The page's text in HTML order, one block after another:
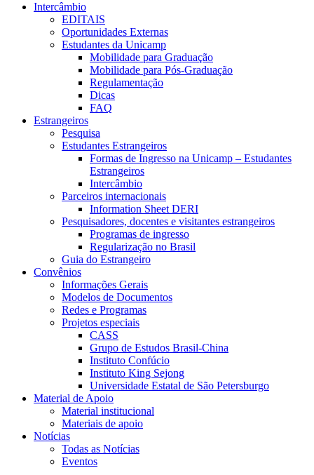
Intercâmbio
EDITAIS
Oportunidades Externas
Estudantes da Unicamp
Mobilidade para Graduação
Mobilidade para Pós-Graduação
Regulamentação
Dicas
FAQ
Estrangeiros
Pesquisa
Estudantes Estrangeiros
Formas de Ingresso na Unicamp – Estudantes
Estrangeiros
Intercâmbio
Parceiros internacionais
Information Sheet DERI
Pesquisadores, docentes e visitantes estrangeiros
Programas de ingresso
Regularização no Brasil
Guia do Estrangeiro
Convênios
Informações Gerais
Modelos de Documentos
Redes e Programas
Projetos especiais
CASS
Grupo de Estudos Brasil-China
Instituto Confúcio
Instituto King Sejong
Universidade Estatal de São Petersburgo
Material de Apoio
Material institucional
Materiais de apoio
Notícias
Todas as Notícias
Eventos